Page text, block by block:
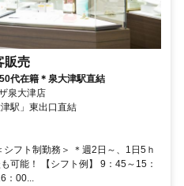
販売
代在籍＊泉大津駅直結
泉大津店
駅」東出口直結
フト制勤務＞ ＊週2日～、1日5ｈ
可能！ 【シフト例】 9：45～15：
：00...